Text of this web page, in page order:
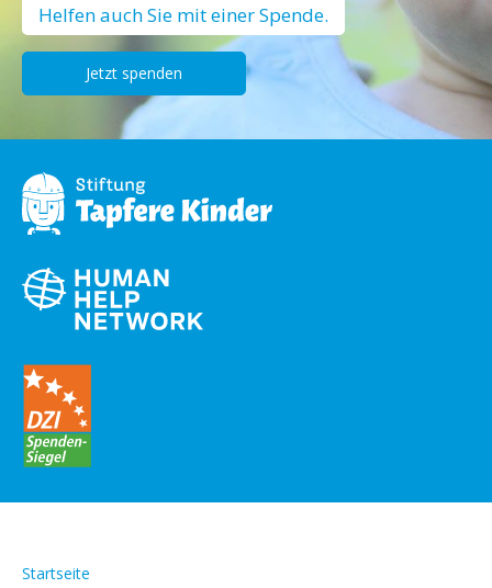
Helfen auch Sie mit einer Spende.
Jetzt spenden
Startseite